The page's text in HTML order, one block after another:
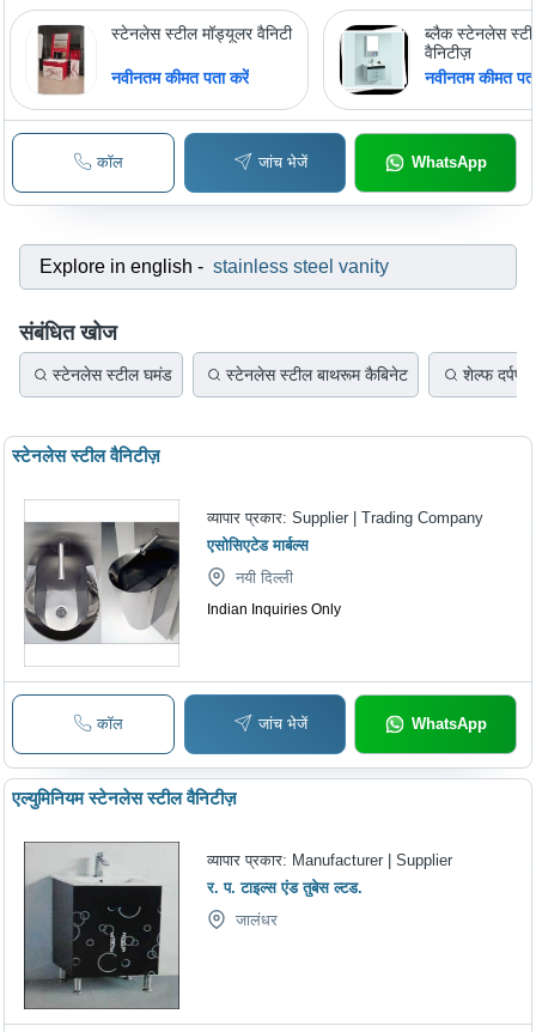
स्टेनलेस स्टील मॉड्यूलर वैनिटी
नवीनतम कीमत पता करें
ब्लैक स्टेनलेस
वैनिटीज़
नवीनतम कीमत
कॉल जांच भेजें WhatsApp
Explore in english - stainless steel vanity
संबंधित खोज
स्टेनलेस स्टील घमंड स्टेनलेस स्टील बाथरूम कैबिनेट शेल्फ दर्पण
स्टेनलेस स्टील वैनिटीज़
व्यापार प्रकार:Supplier | Trading Company
एसोसिएटेड मार्बल्स
नयी दिल्ली
Indian Inquiries Only
कॉल जांच भेजें WhatsApp
एल्युमिनियम स्टेनलेस स्टील वैनिटीज़
व्यापार प्रकार: Manufacturer | Supplier
र. प. टाइल्स एंड तुबेस ल्टड.
जालंधर